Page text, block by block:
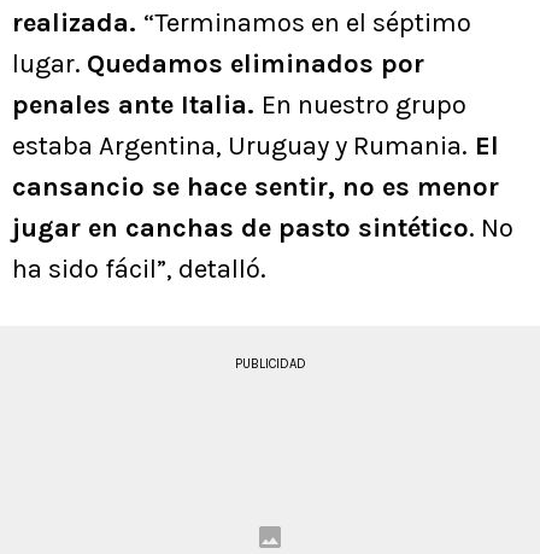
realizada. “Terminamos en el séptimo
lugar. Quedamos eliminados por
penales ante Italia. En nuestro grupo
estaba Argentina, Uruguay y Rumania. El
cansancio se hace sentir, no es menor
jugar en canchas de pasto sintético. No
ha sido fácil”, detalló.
PUBLICIDAD